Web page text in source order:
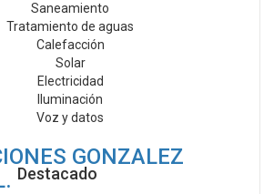
Saneamiento
Tratamiento de aguas
Calefacción
Solar
Electricidad
Iluminación
Voz y datos
GONZALEZ
Destacado